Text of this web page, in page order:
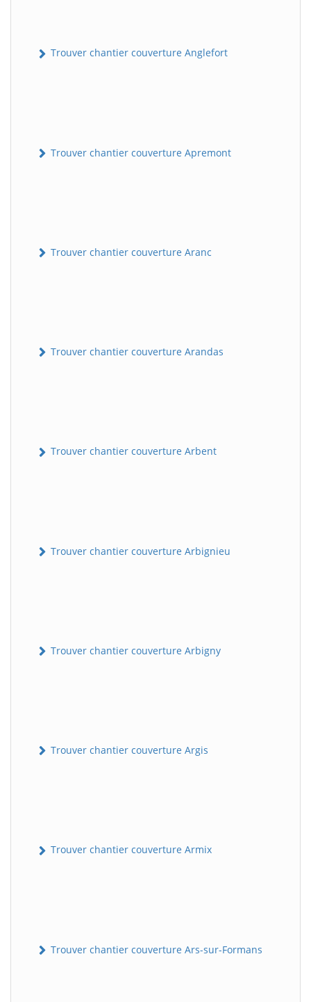
Trouver chantier couverture Anglefort
Trouver chantier couverture Apremont
Trouver chantier couverture Aranc
Trouver chantier couverture Arandas
Trouver chantier couverture Arbent
Trouver chantier couverture Arbignieu
Trouver chantier couverture Arbigny
Trouver chantier couverture Argis
Trouver chantier couverture Armix
Trouver chantier couverture Ars-sur-Formans